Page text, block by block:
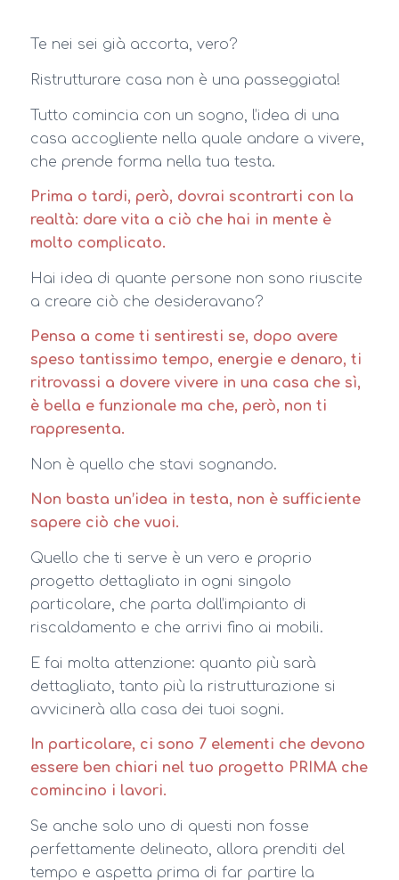
Te nei sei già accorta, vero?
Ristrutturare casa non è una passeggiata!
Tutto comincia con un sogno, l’idea di una
casa accogliente nella quale andare a vivere,
che prende forma nella tua testa.
Prima o tardi, però, dovrai scontrarti con la
realtà: dare vita a ciò che hai in mente è
molto complicato.
Hai idea di quante persone non sono riuscite
a creare ciò che desideravano?
Pensa a come ti sentiresti se, dopo avere
speso tantissimo tempo, energie e denaro, ti
ritrovassi a dovere vivere in una casa che sì,
è bella e funzionale ma che, però, non ti
rappresenta.
Non è quello che stavi sognando.
Non basta un’idea in testa, non è sufficiente
sapere ciò che vuoi.
Quello che ti serve è un vero e proprio
progetto dettagliato in ogni singolo
particolare, che parta dall’impianto di
riscaldamento e che arrivi fino ai mobili.
E fai molta attenzione: quanto più sarà
dettagliato, tanto più la ristrutturazione si
avvicinerà alla casa dei tuoi sogni.
In particolare, ci sono 7 elementi che devono
essere ben chiari nel tuo progetto PRIMA che
comincino i lavori.
Se anche solo uno di questi non fosse
perfettamente delineato, allora prenditi del
tempo e aspetta prima di far partire la